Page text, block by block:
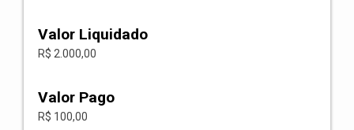
Valor Liquidado
R$ 2.000,00
Valor Pago
R$ 100,00